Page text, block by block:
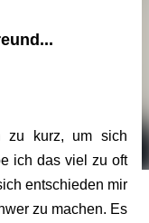
zu kurz, um sich
ich das viel zu oft
entschieden mir
zu machen. Es